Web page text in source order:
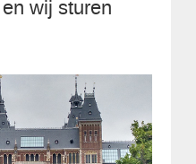
wij sturen